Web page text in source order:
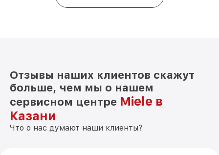
Отзывы наших клиентов скажут
больше, чем мы о нашем
сервисном центре Miele в
Казани
Что о нас думают наши клиенты?